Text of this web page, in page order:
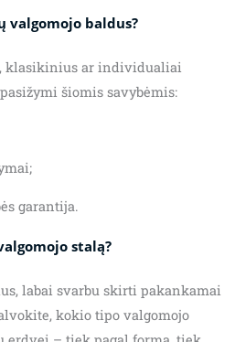
valgomojo baldus?
klasikinius ar individualiai
šiomis savybėmis:
garantija.
stalą?
labai svarbu skirti pakankamai
kokio tipo valgomojo